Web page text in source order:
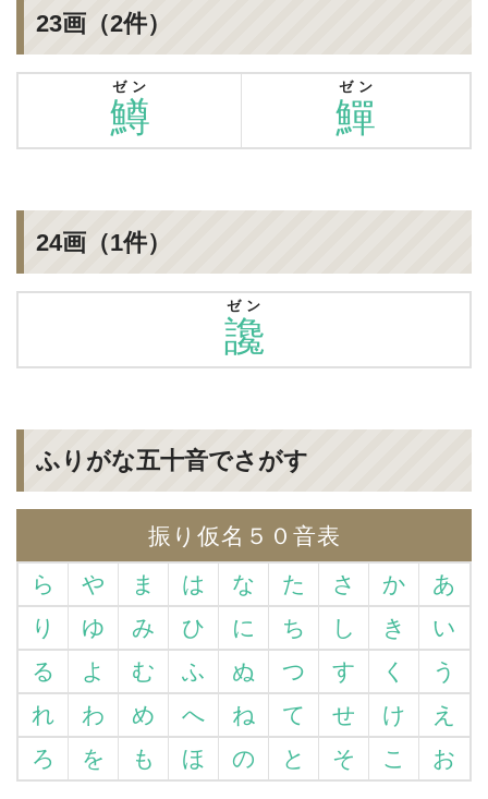
23画（2件）
鱒
ゼン
鱓
ゼン
24画（1件）
讒
ゼン
ふりがな五十音でさがす
振り仮名５０音表
ら
や ま は な た さ か
あ
り
ゆ み ひ に ち し き
い
る
よ む ふ ぬ つ す く
う
れ
わ め へ ね て せ け
え
ろ
を も ほ の と そ こ お